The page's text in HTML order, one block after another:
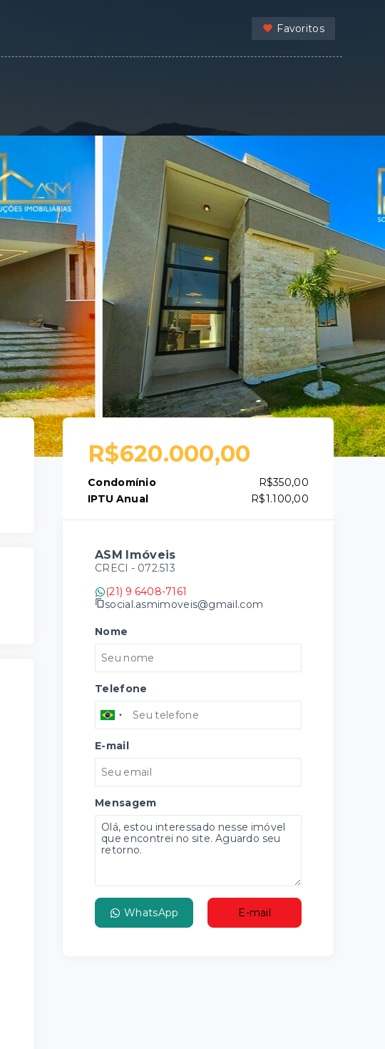
Favoritos
R$620.000,00
Condomínio
R$350,00
IPTU Anual
R$1.100,00
ASM Imóveis
CRECI - 072.513
(21) 9 6408-7161
social.asmimoveis@gmail.com
Nome
Telefone
E-mail
Mensagem
WhatsApp E-mail